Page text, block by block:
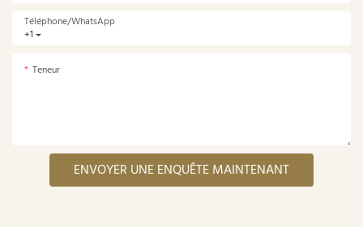
+1
Téléphone/WhatsApp
Teneur
ENVOYER UNE ENQUÊTE MAINTENANT